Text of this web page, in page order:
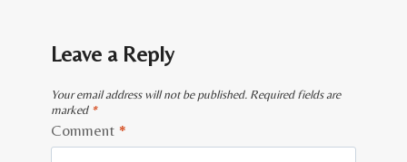
Leave a Reply
Your email address will not be published. Required fields are
marked *
Comment *